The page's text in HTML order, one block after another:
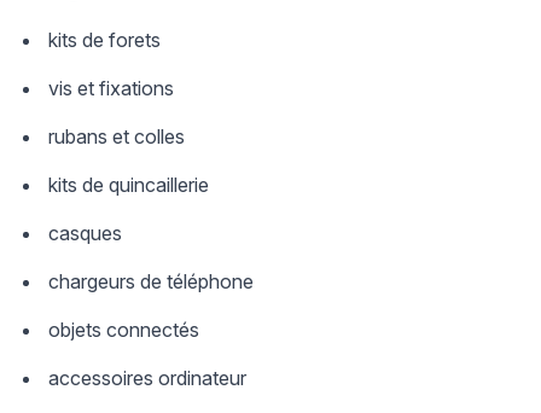
kits de forets
vis et fixations
rubans et colles
kits de quincaillerie
casques
chargeurs de téléphone
objets connectés
accessoires ordinateur